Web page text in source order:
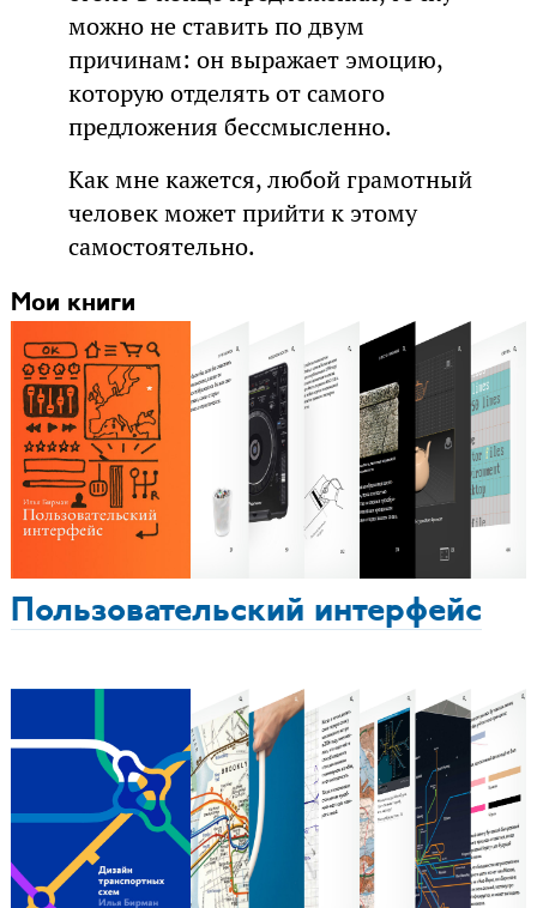
можно не ставить по двум
причинам: он выражает эмоцию,
которую отделять от самого
предложения бессмысленно.
Как мне кажется, любой грамотный
человек может прийти к этому
самостоятельно.
Мои книги
Пользовательский интерфейс